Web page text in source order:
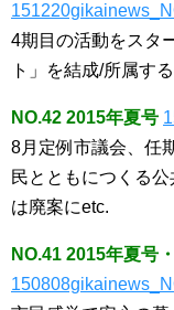
4期目の活動をスタ
ト」を結成/所属す
NO.42 2015年夏号
8月定例市議会、任
民とともにつくる
は廃案にetc.
NO.41 2015年夏号